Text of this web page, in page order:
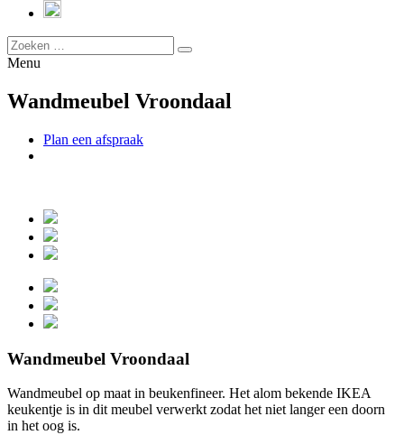
Menu
Wandmeubel Vroondaal
Plan een afspraak
Wandmeubel Vroondaal
Wandmeubel op maat in beukenfineer. Het alom bekende IKEA
keukentje is in dit meubel verwerkt zodat het niet langer een doorn
in het oog is.